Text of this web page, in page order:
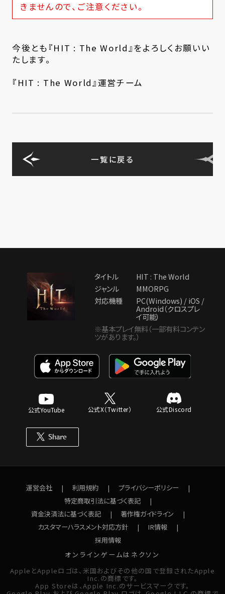
きませんので、ご注意ください。
今後とも『HIT : The World』をよろしくお願いい
たします。
『HIT : The World』運営チーム
一覧に戻る
タイトル
HIT : The World
ジャンル
MMORPG
対応機種
PC(Windows) / iOS /
Android（クロスプレ
イ可能）
※基本プレイ無料（一部有料コンテン
ツがあります。）
公式YouTube 公式X（Twitter） 公式Discord
運営会社 利用規約
プライバシーポリシー
特定商取引法に基づく表記
資金決済法に基づく表記
著作権ガイドライン
カスタマーハラスメント対応方針
IR情報
採用情報
オンラインゲームはネクソン
AppleとAppleロゴは、米国およびその他の国で登録されたApple
Inc.の商標です。
App Storeは、Apple Inc.のサービスマークです。